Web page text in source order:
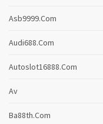
Asb9999.com
Audi688.com
Autoslot16888.com
Av
Ba88th.com